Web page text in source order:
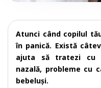
Atunci când copilul
în panică. Există
ajuta să tratezi cu
nazală, probleme cu
bebeluși.